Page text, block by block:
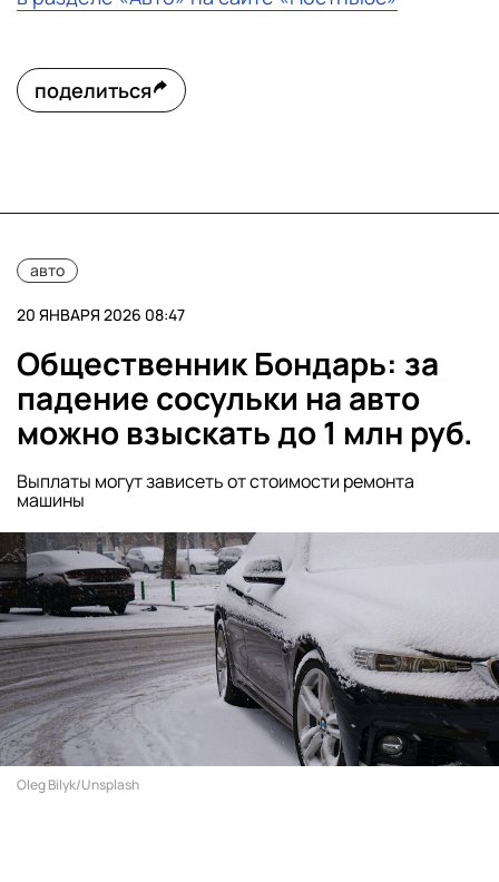
поделиться
авто
20 ЯНВАРЯ 2026 08:47
Общественник Бондарь: за
падение сосульки на авто
можно взыскать до 1 млн руб.
Выплаты могут зависеть от стоимости ремонта
машины
Oleg Bilyk/Unsplash